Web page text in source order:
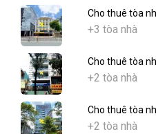
Cho thuê tòa
+3 tòa nhà
Cho thuê tòa
+2 tòa nhà
Cho thuê tòa
+2 tòa nhà